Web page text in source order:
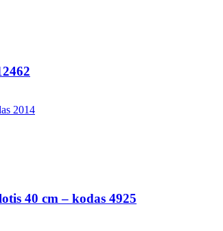
40 cm – kodas 4925